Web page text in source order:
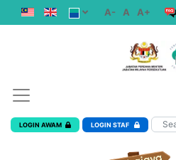
A- A A+
LOGIN AWAM LOGIN STAF